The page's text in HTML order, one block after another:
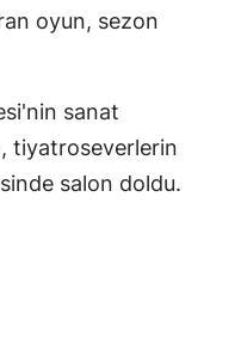
oyun, sezon
sanat
tiyatroseverlerin
salon doldu.